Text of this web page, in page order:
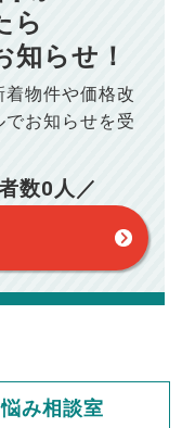
円
円
試算しています。
しております。
で金利が変わらない設
れを保証するものでは
いかなる損害について
相談ください。
きます
所得税が発生する
署などにご確認く
り、手残り金額を
引っ越し費用、住
ておりませんの
税）
ら
知らせ！
着物件や価格改
でお知らせを受
数0 人／
み相談室